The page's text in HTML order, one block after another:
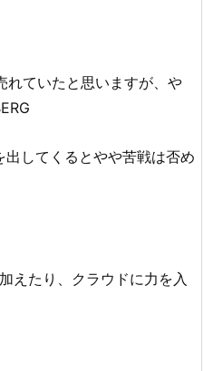
れていたと思いますが、や
してくるとやや苦戦は否め
えたり、クラウドに力を入